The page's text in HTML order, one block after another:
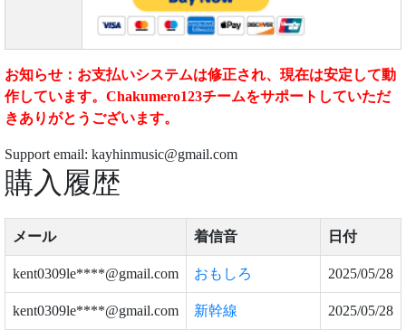
お知らせ：お支払いシステムは修正され、現在は安定して動
作しています。Chakumero123チームをサポートしていただ
きありがとうございます。
Support email: kayhinmusic@gmail.com
購入履歴
メール 着信音 日付
kent0309le****@gmail.com おもしろ 2025/05/28
kent0309le****@gmail.com 新幹線 2025/05/28